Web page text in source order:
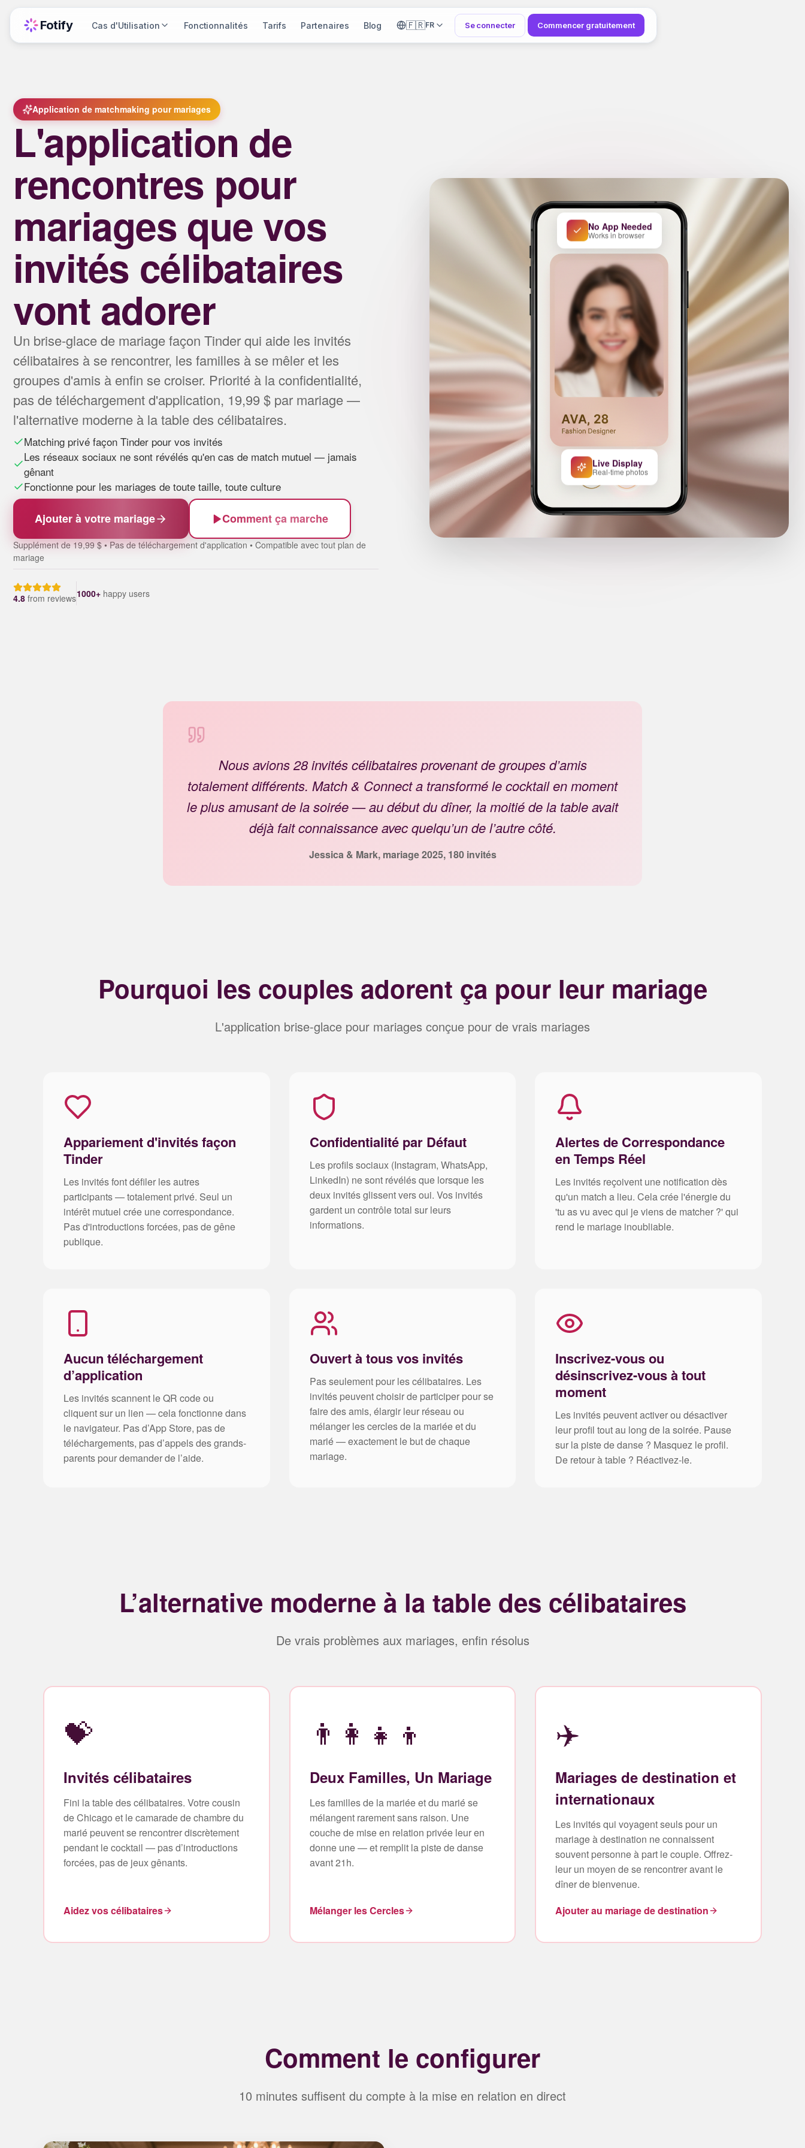
Fotify Cas d'Utilisation Fonctionnalités Tarifs Partenaires Blog 🇫🇷FR Se connecter Commencer gratuitement
Application de matchmaking pour mariages
L'application de
rencontres pour
mariages que vos
invités célibataires
vont adorer
Un brise-glace de mariage façon Tinder qui aide les invités
célibataires à se rencontrer, les familles à se mêler et les
groupes d'amis à enfin se croiser. Priorité à la confidentialité,
pas de téléchargement d'application, 19,99 $ par mariage —
l'alternative moderne à la table des célibataires.
Matching privé façon Tinder pour vos invités
Les réseaux sociaux ne sont révélés qu'en cas de match mutuel — jamais
gênant
Fonctionne pour les mariages de toute taille, toute culture
Ajouter à votre mariage Comment ça marche
Supplément de 19,99 $ • Pas de téléchargement d'application • Compatible avec tout plan de
mariage
4.8 from reviews1000+ happy users
No App Needed
Works in browser
Live Display
Real-time photos
Nous avions 28 invités célibataires provenant de groupes d’amis
totalement différents. Match & Connect a transformé le cocktail en moment
le plus amusant de la soirée — au début du dîner, la moitié de la table avait
déjà fait connaissance avec quelqu’un de l’autre côté.
Jessica & Mark, mariage 2025, 180 invités
Pourquoi les couples adorent ça pour leur mariage
L'application brise-glace pour mariages conçue pour de vrais mariages
Appariement d'invités façon
Tinder
Les invités font défiler les autres
participants — totalement privé. Seul un
intérêt mutuel crée une correspondance.
Pas d'introductions forcées, pas de gêne
publique.
Confidentialité par Défaut
Les profils sociaux (Instagram, WhatsApp,
LinkedIn) ne sont révélés que lorsque les
deux invités glissent vers oui. Vos invités
gardent un contrôle total sur leurs
informations.
Alertes de Correspondance
en Temps Réel
Les invités reçoivent une notification dès
qu'un match a lieu. Cela crée l'énergie du
'tu as vu avec qui je viens de matcher ?' qui
rend le mariage inoubliable.
Aucun téléchargement
d’application
Les invités scannent le QR code ou
cliquent sur un lien — cela fonctionne dans
le navigateur. Pas d’App Store, pas de
téléchargements, pas d’appels des grands-
parents pour demander de l’aide.
Ouvert à tous vos invités
Pas seulement pour les célibataires. Les
invités peuvent choisir de participer pour se
faire des amis, élargir leur réseau ou
mélanger les cercles de la mariée et du
marié — exactement le but de chaque
mariage.
Inscrivez-vous ou
désinscrivez-vous à tout
moment
Les invités peuvent activer ou désactiver
leur profil tout au long de la soirée. Pause
sur la piste de danse ? Masquez le profil.
De retour à table ? Réactivez-le.
L’alternative moderne à la table des célibataires
De vrais problèmes aux mariages, enfin résolus
💝
Invités célibataires
Fini la table des célibataires. Votre cousin
de Chicago et le camarade de chambre du
marié peuvent se rencontrer discrètement
pendant le cocktail — pas d’introductions
forcées, pas de jeux gênants.
Aidez vos célibataires
👨‍👩‍👧‍👦
Deux Familles, Un Mariage
Les familles de la mariée et du marié se
mélangent rarement sans raison. Une
couche de mise en relation privée leur en
donne une — et remplit la piste de danse
avant 21h.
Mélanger les Cercles
✈️
Mariages de destination et
internationaux
Les invités qui voyagent seuls pour un
mariage à destination ne connaissent
souvent personne à part le couple. Offrez-
leur un moyen de se rencontrer avant le
dîner de bienvenue.
Ajouter au mariage de destination
Comment le configurer
10 minutes suffisent du compte à la mise en relation en direct